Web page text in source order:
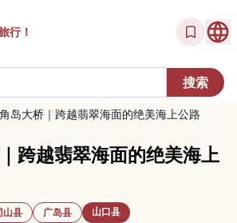
行！
岛大桥｜跨越翡翠海面的绝美海上公路
跨越翡翠海面的绝美海上
山县 广岛县 山口县